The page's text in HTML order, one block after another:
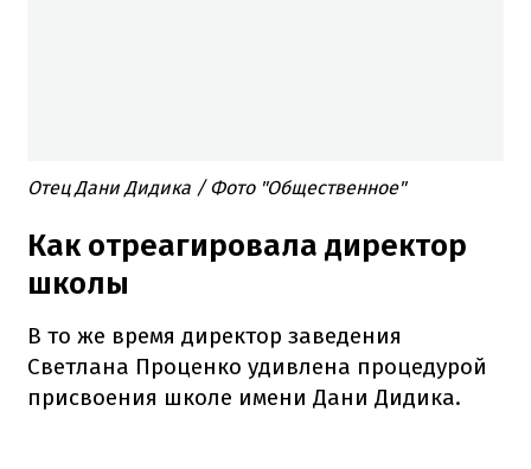
Отец Дани Дидика / Фото "Общественное"
Как отреагировала директор
школы
В то же время директор заведения
Светлана Проценко удивлена процедурой
присвоения школе имени Дани Дидика.